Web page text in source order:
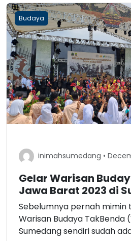
Budaya
inimahsumedang •
Gelar Warisan
Jawa Barat 2023 di
Sebelumnya pernah mimin
Warisan Budaya TakBenda
Sumedang sendiri sudah